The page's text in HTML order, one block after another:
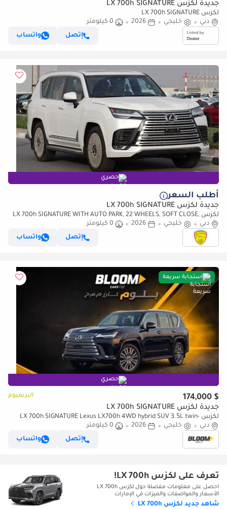
جديدة لكزس LX 700h SIGNATURE
لكزس LX 700h SIGNATURE
دبي
خليجي 2026
0 كيلومتر
إتصل
واتساب
حصري
أطلب السعر
جديدة لكزس LX 700h SIGNATURE
لكزس LX 700h SIGNATURE WITH AUTO PARK, 22 WHEELS, SOFT CLOSE,
HEADUP DISPLAY, MODEL 2026
دبي خليجي 2026
0 كيلومتر
إتصل
واتساب
استجابة سريعة
حصري
$ 174,000 البريميوم
جديدة لكزس LX 700h SIGNATURE
لكزس LX 700h SIGNATURE Lexus LX700h 4WD hybrid SUV 3.5L twin-
turbo V6 E2026 MODEL BLACK-/RED BLACK INTERIOR AUTOPARK
دبي خليجي 2026
0 كيلومتر
إتصل
واتساب
تعرف على لكزس LX 700h!
احصل على معلومات مفصلة حول لكزس LX 700h
الأسعار والمواصفات والميزات في الإمارات
شاهد جديد لكزس LX 700h